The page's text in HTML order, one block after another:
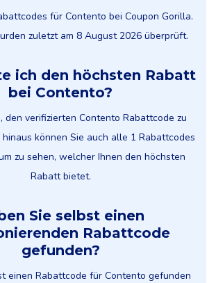
für Contento bei Coupon Gorilla.
zuletzt am 8 August 2026 überprüft.
ich den höchsten Rabatt
bei Contento?
den verifizierten Contento Rabattcode zu
können Sie auch alle 1 Rabattcodes
zu sehen, welcher Ihnen den höchsten
Rabatt bietet.
Sie selbst einen
Rabattcode
gefunden?
einen Rabattcode für Contento gefunden